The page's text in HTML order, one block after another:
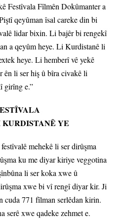
Festîvala Fîlmên Dokûmanter a
qeyûman îsal careke din bi
lidar bixin. Li bajêr bi rengekî
a qeyûm heye. Li Kurdistanê li
heye. Li hemberî vê yekê
ên li ser hiş û bîra civakê li
girîng e.”
YE
mehekê li ser dirûşma
ku me diyar kiriye veggotina
li ser koka xwe û
xwe bi vî rengî diyar kir. Ji
cuda 771 fîlman serlêdan kirin.
serê xwe qadeke zehmet e.